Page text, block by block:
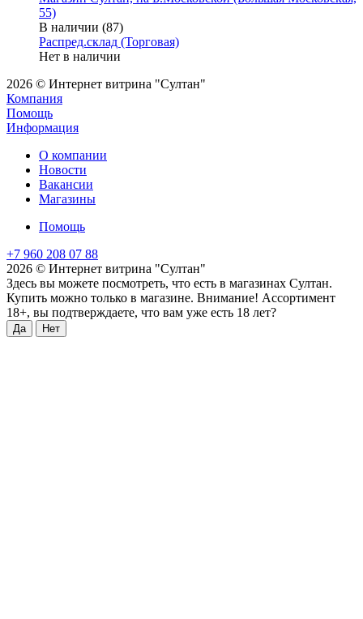
55)
В наличии (87)
Распред.склад (Торговая)
Нет в наличии
2026 © Интернет витрина "Султан"
Компания
Помощь
Информация
О компании
Новости
Вакансии
Магазины
Помощь
+7 960 208 07 88
2026 © Интернет витрина "Султан"
Здесь вы можете посмотреть, что есть в магазинах Султан.
Купить можно только в магазине. Внимание! Ассортимент
18+, вы подтверждаете, что вам уже есть 18 лет?